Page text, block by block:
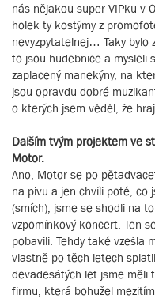
nás nějakou super VIPku v
holek ty kostýmy z
nevyzpytatelnej… Taky bylo
to jsou hudebnice a mysleli
zaplacený manekýny, na
jsou opravdu dobré
o kterých jsem věděl, že
Dalším tvým projektem ve
Motor.
Ano, Motor se po
na pivu a jen chvíli poté, co
(smích), jsme se shodli na
vzpomínkový koncert. Ten
pobavili. Tehdy také vzešla
vlastně po těch letech
devadesátých let jsme měli
firmu, která bohužel